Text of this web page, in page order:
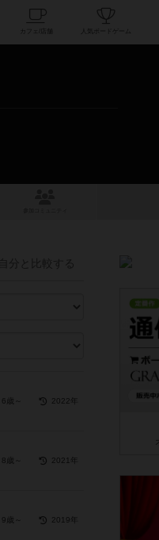
6歳～ 2022年
8歳～ 2021年
9歳～ 2019年